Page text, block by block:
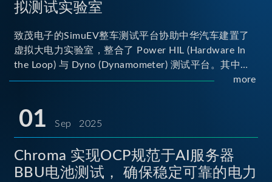
拟测试实验室
致茂电子的SimuEV整车测试平台协助中华汽车建置了
虚拟大电力实验室，整合了 Power HIL (Hardware In
the Loop) 与 Dyno (Dynamometer) 测试平台。其中
Power HIL 建立OBC (Onboard Charger) 与 DC/DC转
马达待测物重现车辆行驶时的负载工况...
more
01 Sep 2025
Chroma 实现OCP规范于AI服务器
BBU电池测试， 确保稳定可靠的电力